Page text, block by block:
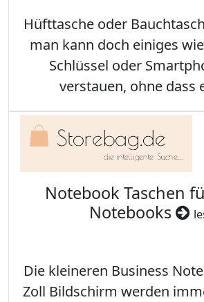
Hüfttasche oder
man kann doch einiges
Schlüssel oder
verstauen, ohne dass
Notebook Taschen
Notebooks
Die kleineren Business
Zoll Bildschirm werden